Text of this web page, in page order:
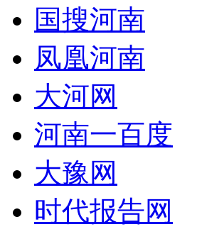
国搜河南
凤凰河南
大河网
河南一百度
大豫网
时代报告网